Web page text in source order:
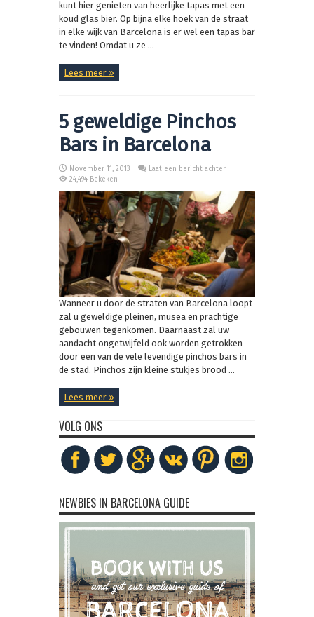
kunt hier genieten van heerlijke tapas met een
koud glas bier. Op bijna elke hoek van de straat
in elke wijk van Barcelona is er wel een tapas bar
te vinden! Omdat u ze ...
Lees meer »
5 geweldige Pinchos
Bars in Barcelona
November 11, 2013
Laat een bericht achter
24,494 Bekeken
Wanneer u door de straten van Barcelona loopt
zal u geweldige pleinen, musea en prachtige
gebouwen tegenkomen. Daarnaast zal uw
aandacht ongetwijfeld ook worden getrokken
door een van de vele levendige pinchos bars in
de stad. Pinchos zijn kleine stukjes brood ...
Lees meer »
VOLG ONS
NEWBIES IN BARCELONA GUIDE